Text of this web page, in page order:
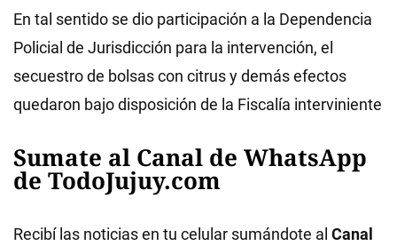
En tal sentido se dio participación a la Dependencia
Policial de Jurisdicción para la intervención, el
secuestro de bolsas con citrus y demás efectos
quedaron bajo disposición de la Fiscalía interviniente
Sumate al Canal de WhatsApp
de TodoJujuy.com
Recibí las noticias en tu celular sumándote al Canal